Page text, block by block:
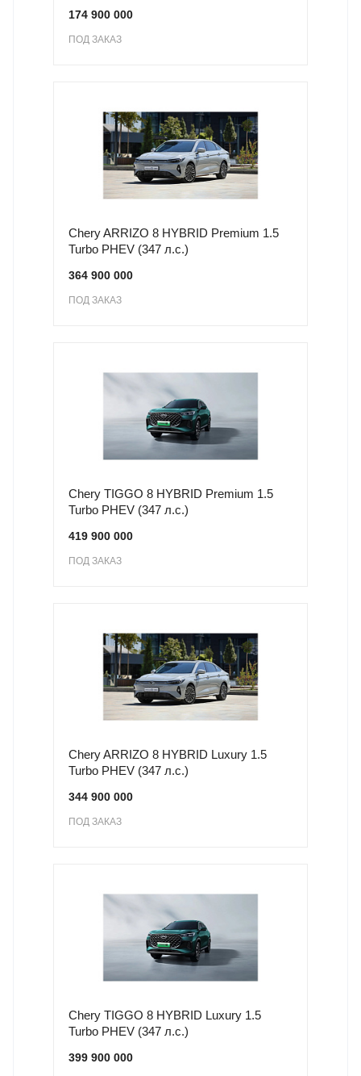
174 900 000
ПОД ЗАКАЗ
Chery ARRIZO 8 HYBRID Premium 1.5
Turbo PHEV (347 л.с.)
364 900 000
ПОД ЗАКАЗ
Chery TIGGO 8 HYBRID Premium 1.5
Turbo PHEV (347 л.с.)
419 900 000
ПОД ЗАКАЗ
Chery ARRIZO 8 HYBRID Luxury 1.5
Turbo PHEV (347 л.с.)
344 900 000
ПОД ЗАКАЗ
Chery TIGGO 8 HYBRID Luxury 1.5
Turbo PHEV (347 л.с.)
399 900 000